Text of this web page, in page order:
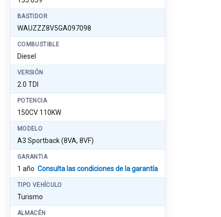
BASTIDOR
WAUZZZ8V5GA097098
COMBUSTIBLE
Diesel
VERSIÓN
2.0 TDI
POTENCIA
150CV 110KW
MODELO
A3 Sportback (8VA, 8VF)
GARANTIA
1 año Consulta las condiciones de la garantía
TIPO VEHÍCULO
Turismo
ALMACÉN